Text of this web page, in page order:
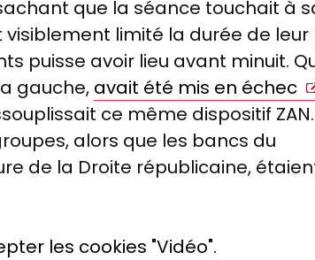
que la séance touchait à
limité la durée de leur
puisse avoir lieu avant minuit.
gauche, avait été mis en échec
ce même dispositif
alors que les bancs du
de la Droite républicaine,
les cookies "Vidéo".